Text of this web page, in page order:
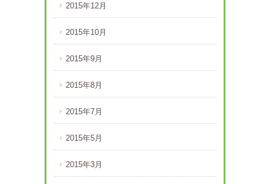
2015年12月
2015年10月
2015年9月
2015年8月
2015年7月
2015年5月
2015年3月